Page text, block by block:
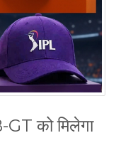
को मिलेगा